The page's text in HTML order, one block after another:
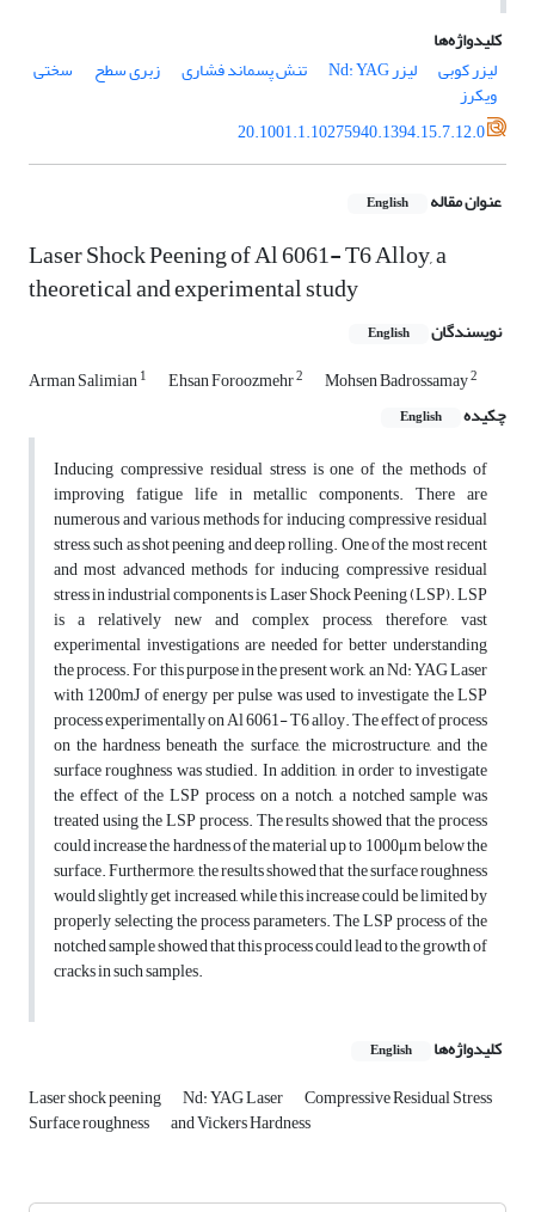
کلیدواژه‌ها
لیزر کوبی
لیزر Nd: YAG تنش پسماند فشاری زبری سطح سختی
ویکرز
20.1001.1.10275940.1394.15.7.12.0
عنوان مقاله English
Laser Shock Peening of Al 6061- T6 Alloy, a
theoretical and experimental study
نویسندگان English
Arman Salimian1 Ehsan Foroozmehr2 Mohsen Badrossamay2
چکیده English
Inducing compressive residual stress is one of the methods of
improving fatigue life in metallic components. There are
numerous and various methods for inducing compressive residual
stress, such as shot peening and deep rolling. One of the most recent
and most advanced methods for inducing compressive residual
stress in industrial components is Laser Shock Peening (LSP). LSP
is a relatively new and complex process, therefore, vast
experimental investigations are needed for better understanding
the process. For this purpose in the present work, an Nd: YAG Laser
with 1200mJ of energy per pulse was used to investigate the LSP
process experimentally on Al 6061- T6 alloy. The effect of process
on the hardness beneath the surface, the microstructure, and the
surface roughness was studied. In addition, in order to investigate
the effect of the LSP process on a notch, a notched sample was
treated using the LSP process. The results showed that the process
could increase the hardness of the material up to 1000μm below the
surface. Furthermore, the results showed that the surface roughness
would slightly get increased, while this increase could be limited by
properly selecting the process parameters. The LSP process of the
notched sample showed that this process could lead to the growth of
cracks in such samples.
کلیدواژه‌ها English
Laser shock peening Nd: YAG Laser Compressive Residual Stress
Surface roughness and Vickers Hardness